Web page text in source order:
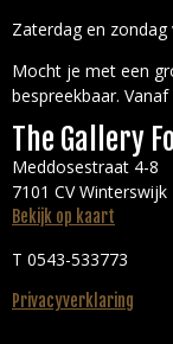
Zaterdag en zondag
Mocht je met een
bespreekbaar.
The Gallery
Meddosestraat 4-8
7101 CV Winterswijk
Bekijk op kaart
T 0543-533773
Privacyverklaring